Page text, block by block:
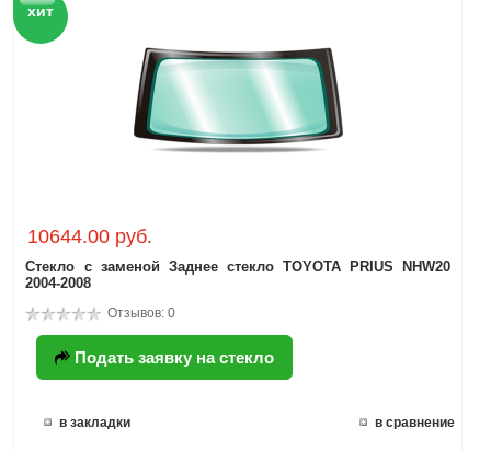
хит
10644.00 руб.
Стекло с заменой Заднее стекло TOYOTA PRIUS NHW20
2004-2008
Отзывов: 0
Подать заявку на стекло
в закладки в сравнение